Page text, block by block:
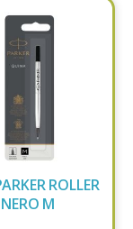
ROLLER
NERO M